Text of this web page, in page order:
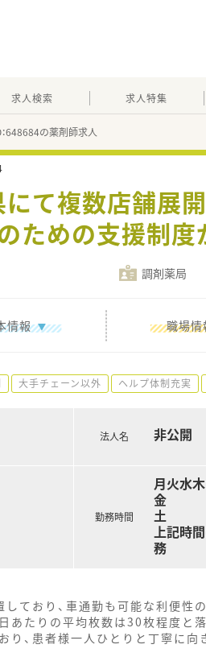
求人検索 求人特集
648684の薬剤師求人
にて複数店舗
ための支援制
調剤薬局
情報 職場情
大手チェーン以外 ヘルプ体制充実
法人名 非公開
勤務時間
月火水
金
土
上記時
務
ており、車通勤も可能な利便性の
たりの平均枚数は30枚程度と落
、患者様一人ひとりと丁寧に向